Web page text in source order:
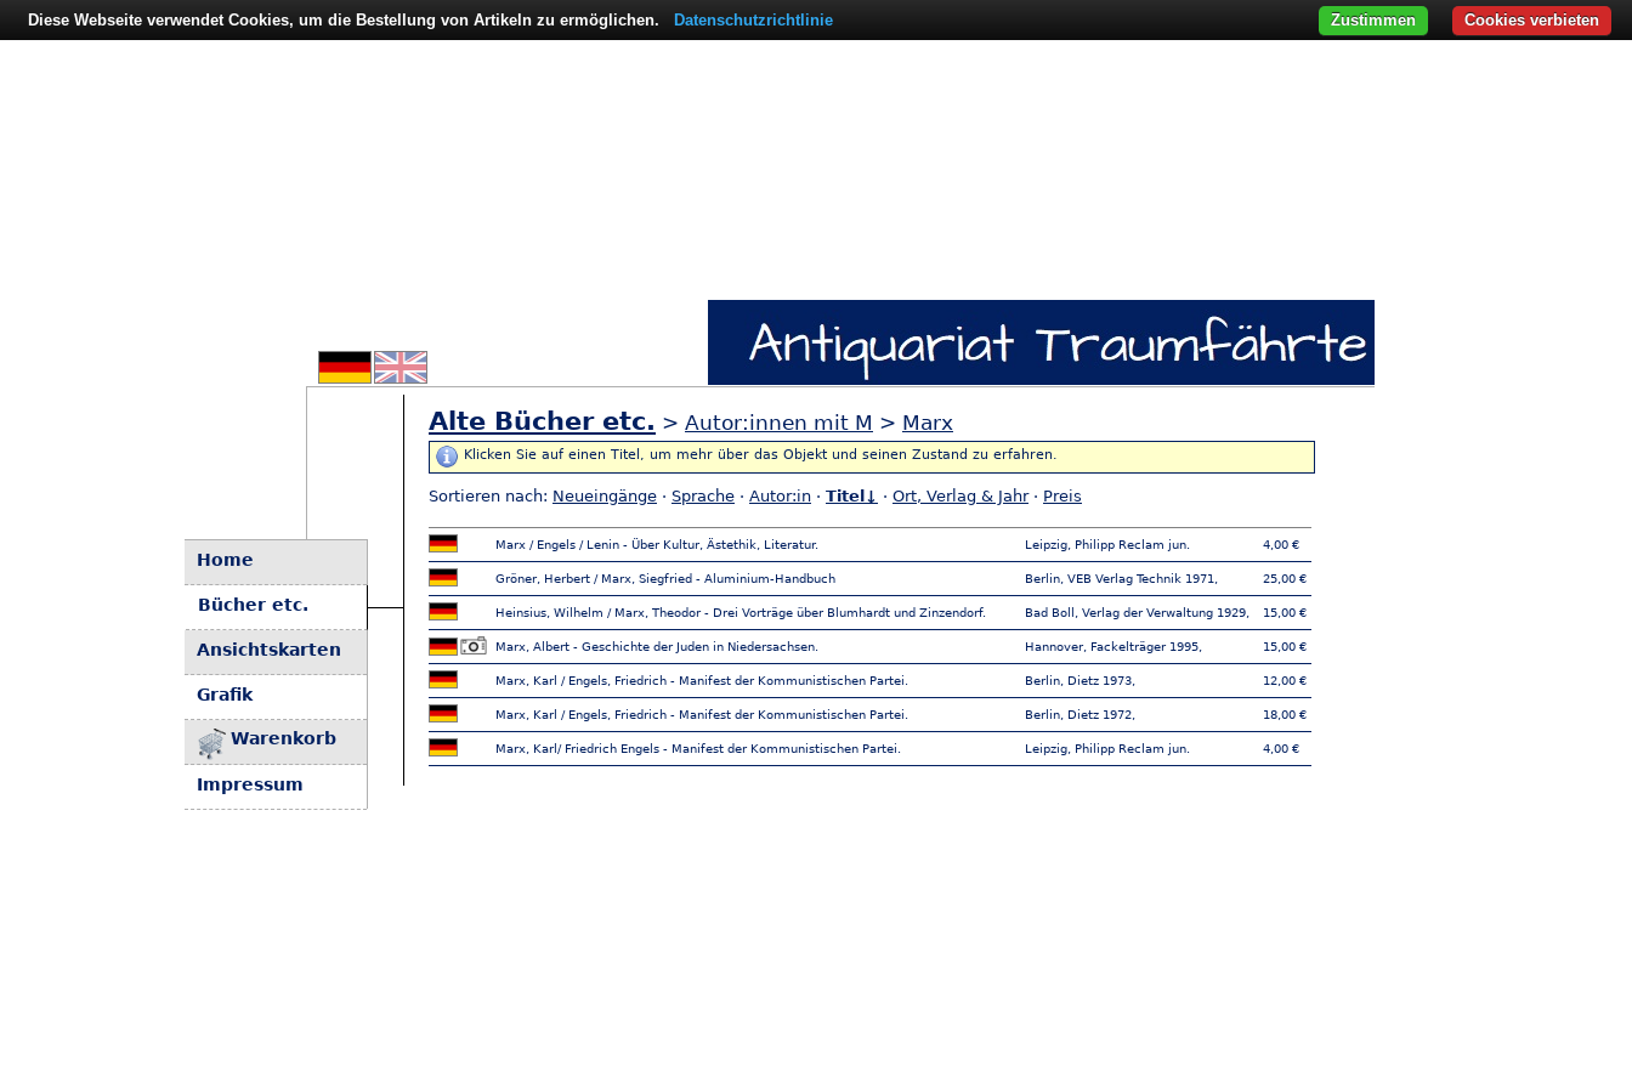
Home
Bücher etc.
Ansichtskarten
Grafik
Warenkorb
Impressum
Alte Bücher etc. > Autor:innen mit M > Marx
Klicken Sie auf einen Titel, um mehr über das Objekt und seinen Zustand zu erfahren.
Sortieren nach: Neueingänge · Sprache · Autor:in · Titel↓ · Ort, Verlag & Jahr· Preis
Marx / Engels / Lenin - Über Kultur, Ästethik, Literatur. Leipzig, Philipp Reclam jun. 4,00 €
Gröner, Herbert / Marx, Siegfried - Aluminium-Handbuch Berlin, VEB Verlag Technik 1971, 25,00 €
Heinsius, Wilhelm / Marx, Theodor - Drei Vorträge über Blumhardt und Zinzendorf. Bad Boll, Verlag der Verwaltung 1929, 15,00 €
Marx, Albert - Geschichte der Juden in Niedersachsen. Hannover, Fackelträger 1995, 15,00 €
Marx, Karl / Engels, Friedrich - Manifest der Kommunistischen Partei. Berlin, Dietz 1973, 12,00 €
Marx, Karl / Engels, Friedrich - Manifest der Kommunistischen Partei. Berlin, Dietz 1972, 18,00 €
Marx, Karl/ Friedrich Engels - Manifest der Kommunistischen Partei. Leipzig, Philipp Reclam jun. 4,00 €
Diese Webseite verwendet Cookies, um die Bestellung von Artikeln zu ermöglichen. Datenschutzrichtlinie Cookies verbieten
Zustimmen